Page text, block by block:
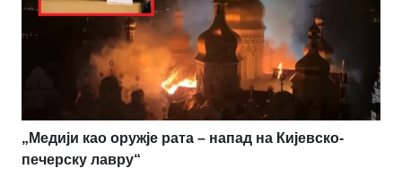
„Медији као оружје рата – напад на Кијевско-
печерску лавру“